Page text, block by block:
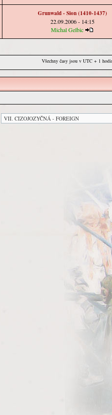
Grunwald - Sion (1410-1437)
22.09.2006 - 14:15
Michal Gelbic
Všechny časy jsou v UTC + 1